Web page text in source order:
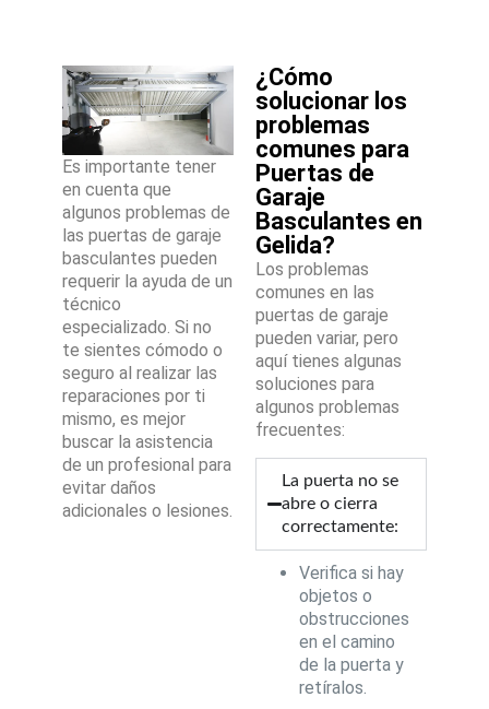
Es importante tener
en cuenta que
algunos problemas de
las puertas de garaje
basculantes pueden
requerir la ayuda de un
técnico
especializado. Si no
te sientes cómodo o
seguro al realizar las
reparaciones por ti
mismo, es mejor
buscar la asistencia
de un profesional para
evitar daños
adicionales o lesiones.
¿Cómo
solucionar los
problemas
comunes para
Puertas de
Garaje
Basculantes en
Gelida?
Los problemas
comunes en las
puertas de garaje
pueden variar, pero
aquí tienes algunas
soluciones para
algunos problemas
frecuentes:
La puerta no se
abre o cierra
correctamente:
Verifica si hay
objetos o
obstrucciones
en el camino
de la puerta y
retíralos.